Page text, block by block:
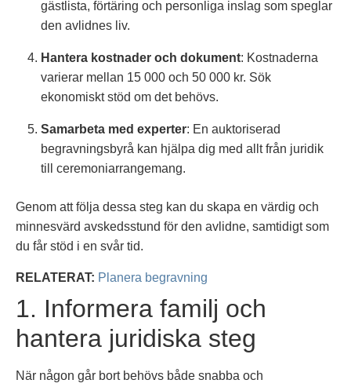
gästlista, förtäring och personliga inslag som speglar
den avlidnes liv.
Hantera kostnader och dokument: Kostnaderna
varierar mellan 15 000 och 50 000 kr. Sök
ekonomiskt stöd om det behövs.
Samarbeta med experter: En auktoriserad
begravningsbyrå kan hjälpa dig med allt från juridik
till ceremoniarrangemang.
Genom att följa dessa steg kan du skapa en värdig och
minnesvärd avskedsstund för den avlidne, samtidigt som
du får stöd i en svår tid.
RELATERAT: Planera begravning
1. Informera familj och
hantera juridiska steg
När någon går bort behövs både snabba och